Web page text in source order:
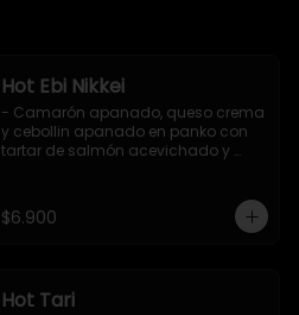
Hot Ebi Nikkei
- Camarón apanado, queso crema
y cebollin apanado en panko con
tartar de salmón acevichado y
$6.900
Hot Tari